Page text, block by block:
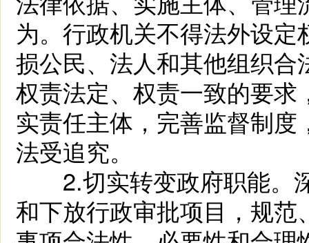
为。行政机关不得法外设
损公民、法人和其他组织
权责法定、权责一致的要
实责任主体，完善监督制
法受追究。
2.切实转变政府职能。
和下放行政审批项目，规